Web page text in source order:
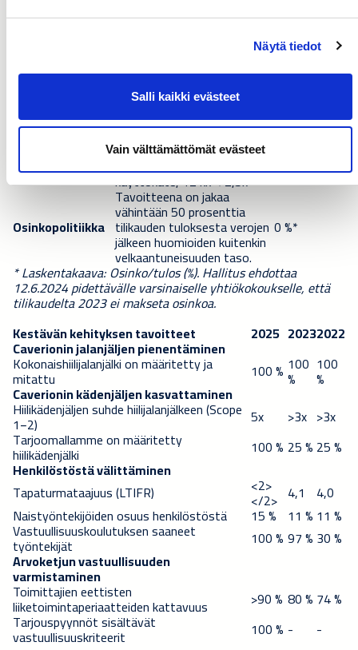
Näytä tiedot
Salli kaikki evästeet
Vain välttämättömät evästeet
Käyttökate > 100 %
5,0%
liikevaihdon
5,6 %
kasvu
yritysostojen
2−3 % vuodessa
strategiakauden aikana
4,1%
VelkaantuneisuusNettovelat/Oikaistu
käyttökate, 12 kk < 2,5x 1,3x
Osinkopolitiikka
Tavoitteena on jakaa
vähintään 50 prosenttia
tilikauden tuloksesta verojen
jälkeen huomioiden kuitenkin
velkaantuneisuuden taso.
0 %*
* Laskentakaava: Osinko/tulos (%). Hallitus ehdottaa
12.6.2024 pidettävälle varsinaiselle yhtiökokoukselle, että
tilikaudelta 2023 ei makseta osinkoa.
Kestävän kehityksen tavoitteet
2025 20232022
Caverionin jalanjäljen pienentäminen
Kokonaishiilijalanjälki on määritetty ja
mitattu 100 % 100
%
100
%
Caverionin kädenjäljen kasvattaminen
Hiilikädenjäljen suhde hiilijalanjälkeen (Scope
1−2) 5x >3x >3x
Tarjoomallamme on määritetty
hiilikädenjälki 100 % 25 % 25 %
Henkilöstöstä välittäminen
Tapaturmataajuus (LTIFR)
<2>
</2> 4,1 4,0
Naistyöntekijöiden osuus henkilöstöstä
15 % 11 % 11 %
Vastuullisuuskoulutuksen saaneet
työntekijät 100 % 97 % 30 %
Arvoketjun vastuullisuuden
varmistaminen
Toimittajien eettisten
liiketoimintaperiaatteiden kattavuus >90 % 80 % 74 %
Tarjouspyynnöt sisältävät
vastuullisuuskriteerit 100 % - -